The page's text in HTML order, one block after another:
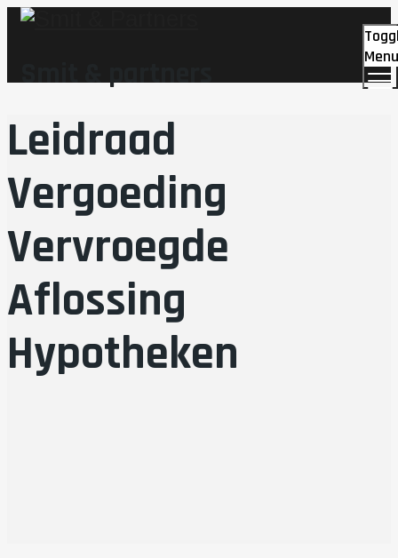
Smit & partners
Menu
Leidraad
Vergoeding
Vervroegde
Aflossing
Hypotheken